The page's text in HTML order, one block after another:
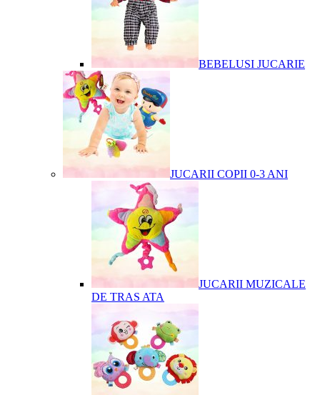
BEBELUSI JUCARIE
JUCARII COPII 0-3 ANI
JUCARII MUZICALE
DE TRAS ATA